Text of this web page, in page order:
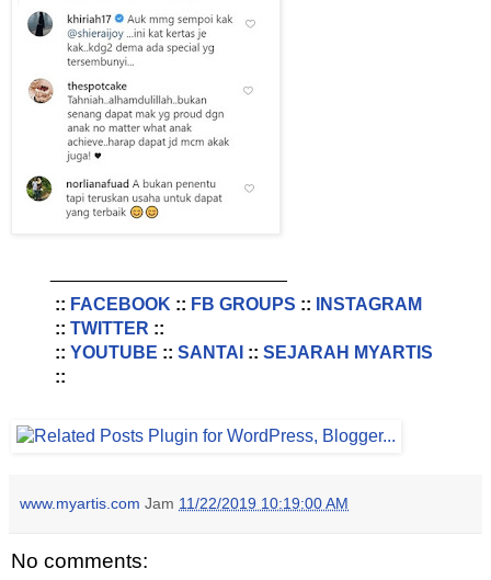
:: FACEBOOK :: FB GROUPS ::
INSTAGRAM
:: TWITTER ::
:: YOUTUBE :: SANTAI :: SEJARAH MYARTIS
::
www.myartis.com Jam 11/22/2019 10:19:00 AM
No comments: